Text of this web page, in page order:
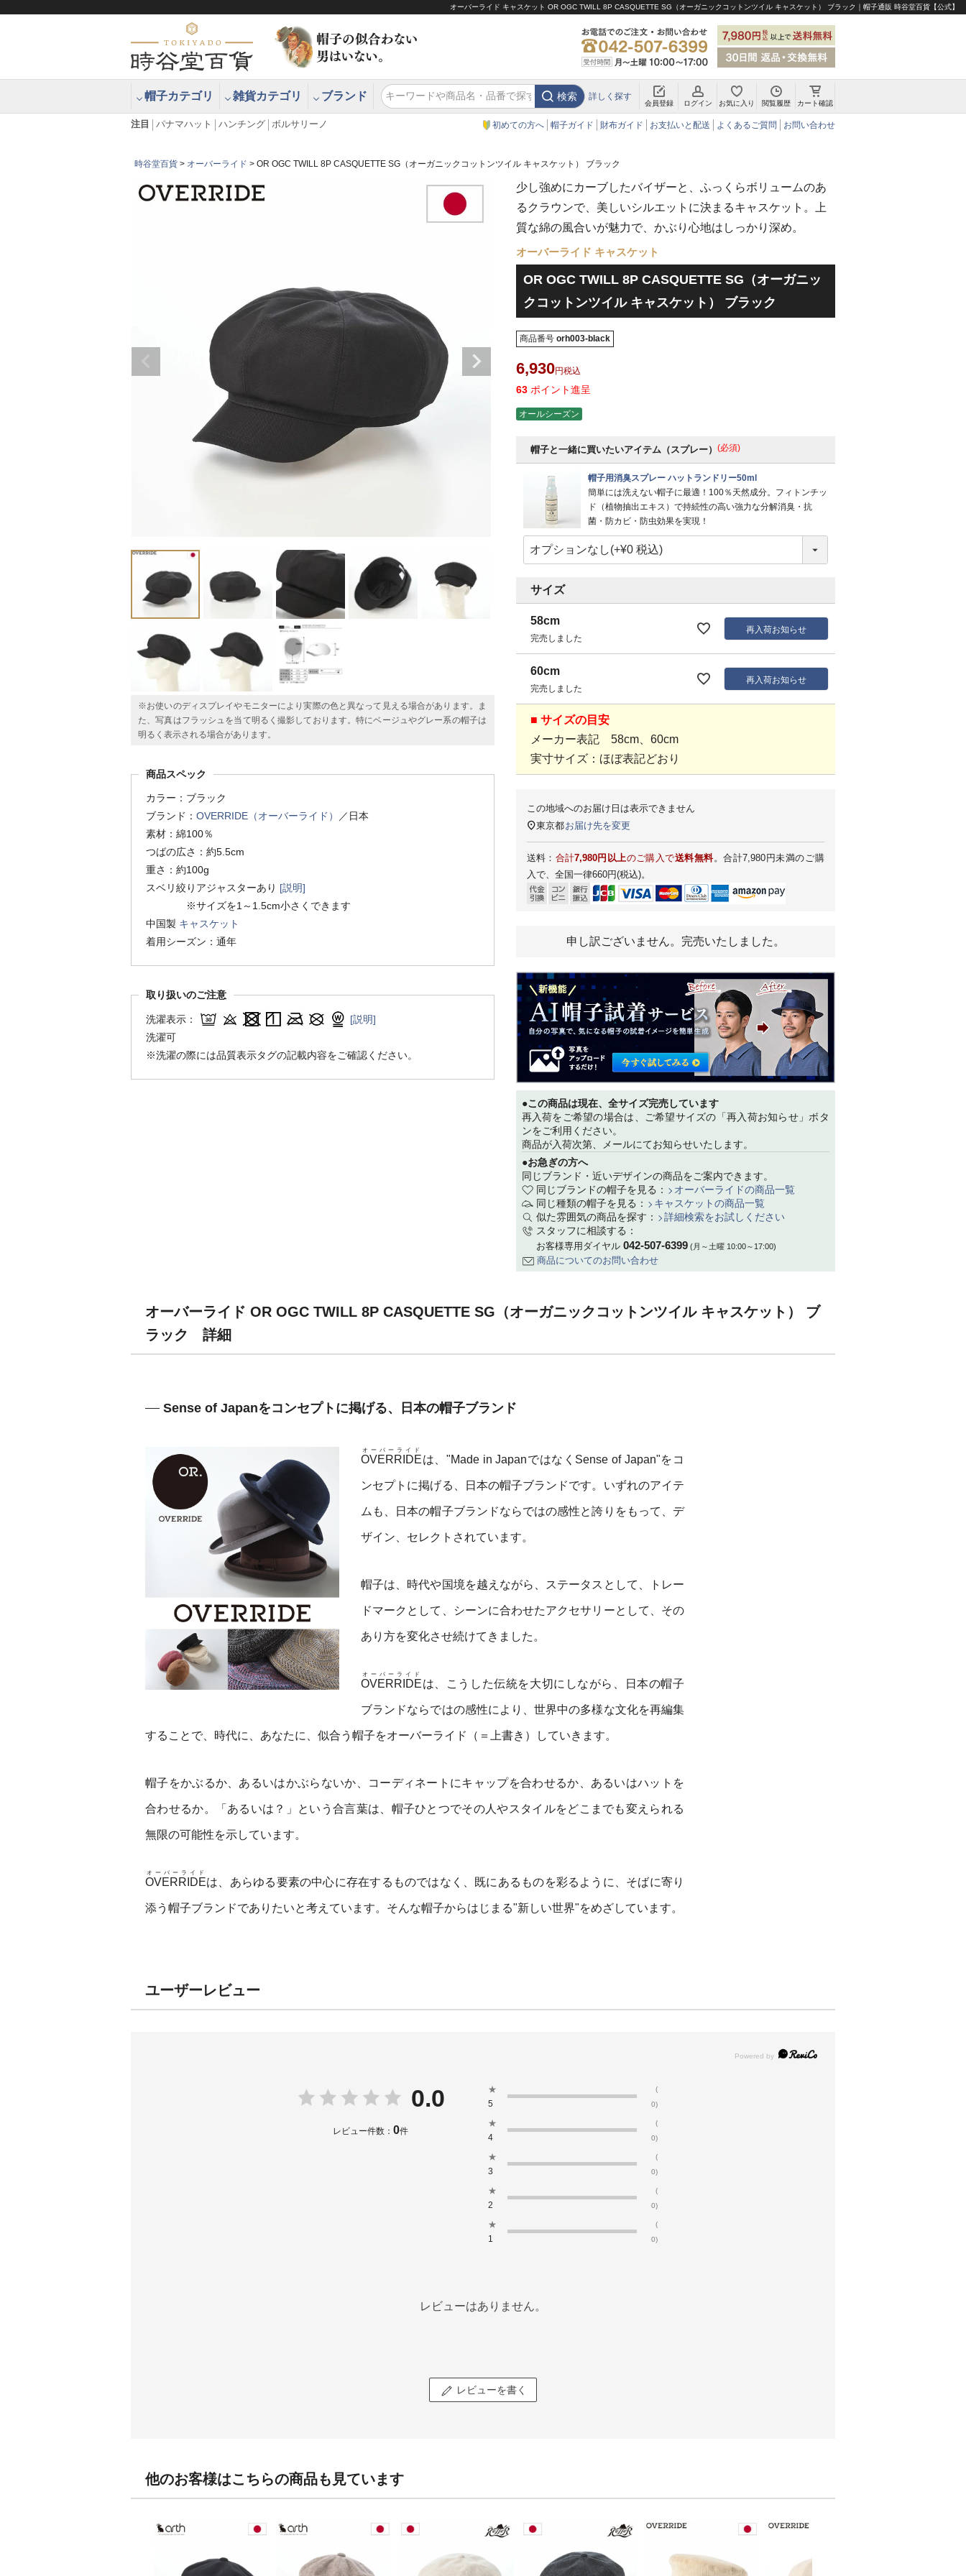
オーバーライド キャスケット OR OGC TWILL 8P CASQUETTE SG（オーガニックコットンツイル キャスケット） ブラック｜帽子通販 時谷堂百貨【公式】
帽子カテゴリ 雑貨カテゴリ ブランド 検索 詳しく探す
会員登録 ログイン お気に入り 閲覧履歴 カート確認
注目 パナマハット ハンチング ボルサリーノ 初めての方へ 帽子ガイド 財布ガイド お支払いと配送 よくあるご質問 お問い合わせ
時谷堂百貨 オーバーライド OR OGC TWILL 8P CASQUETTE SG（オーガニックコットンツイル キャスケット） ブラック
※お使いのディスプレイやモニターにより実際の色と異なって見える場合があります。ま
た、写真はフラッシュを当て明るく撮影しております。特にベージュやグレー系の帽子は
明るく表示される場合があります。
商品スペック
カラー：ブラック
ブランド： OVERRIDE（オーバーライド）
／日本
素材：綿100％
つばの広さ：約5.5cm
重さ：約100g
スベリ絞りアジャスターあり [説明]
※サイズを1～1.5cm小さくできます
中国製 キャスケット
着用シーズン：通年
取り扱いのご注意
洗濯表示：
[説明]
洗濯可
※洗濯の際には品質表示タグの記載内容をご確認ください。
少し強めにカーブしたバイザーと、ふっくらボリュームのあ
るクラウンで、美しいシルエットに決まるキャスケット。上
質な綿の風合いが魅力で、かぶり心地はしっかり深め。
オーバーライド キャスケット
OR OGC TWILL 8P CASQUETTE SG（オーガニッ
クコットンツイル キャスケット） ブラック
商品番号 orh003-black
6,930 税込
63 ポイント進呈
オールシーズン
帽子と一緒に買いたいアイテム（スプレー） (必須)
帽子用消臭スプレー ハットランドリー50ml
簡単には洗えない帽子に最適！100％天然成分。フィトンチッ
ド（植物抽出エキス）で持続性の高い強力な分解消臭・抗
菌・防カビ・防虫効果を実現！
サイズ
58cm
完売しました
再入荷お知らせ
60cm
完売しました
再入荷お知らせ
■ サイズの目安
メーカー表記 58cm、60cm
実寸サイズ：ほぼ表記どおり
この地域へのお届け日は表示できません
東京都お届け先を変更
送料： 合計7,980円以上のご購入で送料無料。合計7,980円未満のご購
入で、全国一律660円(税込)。
申し訳ございません。完売いたしました。
●この商品は現在、全サイズ完売しています
再入荷をご希望の場合は、ご希望サイズの「再入荷お知らせ」ボタ
ンをご利用ください。
商品が入荷次第、メールにてお知らせいたします。
●お急ぎの方へ
同じブランド・近いデザインの商品をご案内できます。
同じブランドの帽子を見る：
オーバーライドの商品一覧
同じ種類の帽子を見る：
キャスケットの商品一覧
似た雰囲気の商品を探す：
詳細検索をお試しください
スタッフに相談する：
お客様専用ダイヤル 042-507-6399(月～土曜 10:00～17:00)
商品についてのお問い合わせ
オーバーライド OR OGC TWILL 8P CASQUETTE SG（オーガニックコットンツイル キャスケット） ブ
ラック 詳細
Sense of Japanをコンセプトに掲げる、日本の帽子ブランド
OVERRIDE
オーバーライド
は、"Made in JapanではなくSense of Japan"をコ
ンセプトに掲げる、日本の帽子ブランドです。いずれのアイテ
ムも、日本の帽子ブランドならではの感性と誇りをもって、デ
ザイン、セレクトされています。
帽子は、時代や国境を越えながら、ステータスとして、トレー
ドマークとして、シーンに合わせたアクセサリーとして、その
あり方を変化させ続けてきました。
OVERRIDE
オーバーライド
は、こうした伝統を大切にしながら、日本の帽子
ブランドならではの感性により、世界中の多様な文化を再編集
することで、時代に、あなたに、似合う帽子をオーバーライド（＝上書き）していきます。
帽子をかぶるか、あるいはかぶらないか、コーディネートにキャップを合わせるか、あるいはハットを
合わせるか。「あるいは？」という合言葉は、帽子ひとつでその人やスタイルをどこまでも変えられる
無限の可能性を示しています。
OVERRIDE
オーバーライド
は、あらゆる要素の中心に存在するものではなく、既にあるものを彩るように、そばに寄り
添う帽子ブランドでありたいと考えています。そんな帽子からはじまる"新しい世界"をめざしています。
ユーザーレビュー
0.0
レビュー件数： 0件
★
5
(
0)
★
4
(
0)
★
3
(
0)
★
2
(
0)
★
1
(
0)
レビューはありません。
レビューを書く
他のお客様はこちらの商品も見ています